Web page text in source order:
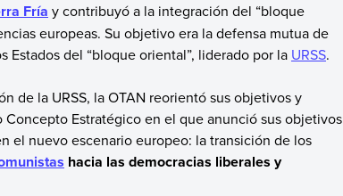
Fría y contribuyó a la integración del “bloque
europeas. Su objetivo era la defensa mutua de
Estados del “bloque oriental”, liderado por la URSS.
de la URSS, la OTAN reorientó sus objetivos y
Concepto Estratégico en el que anunció sus objetivos
el nuevo escenario europeo: la transición de los
hacia las democracias liberales y